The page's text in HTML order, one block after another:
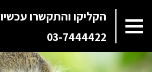
הקליקו והתקשרו עכשיו
03-7444422